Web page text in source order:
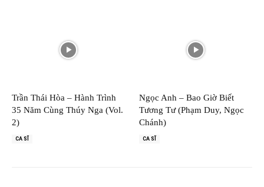
Trần Thái Hòa – Hành Trình
35 Năm Cùng Thúy Nga (Vol.
2)
CA SĨ
Ngọc Anh – Bao Giờ Biết
Tương Tư (Phạm Duy, Ngọc
Chánh)
CA SĨ